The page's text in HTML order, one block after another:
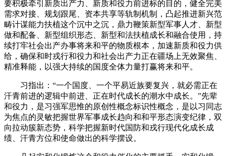
要积极牵引新质出产力、新质和役力前进标的目的，健全完美
需求对接、规划跟尾、资本共享等轨制机制，凸起推进新兴范
畴计谋能力扶植这个沉中之沉，鼎力鞭策新型军事人才、新型
做和配备、新型组织形态、新型和法扶植成长和融合使用，持
续打牢社会出产办事将来和平的物质根本，加速新质和役力供
给，确保和时戎行和役力和社会出产力正在疆场上无效聚焦、
精准释能，以强大持续的国度全体力量打赢将来和平。
习指出：“一个国度、一个平易近族要复兴，就必需正在
汗青前进的逻辑中前进、正在时代成长的潮水中成长。”先辈
和役力，是习强军思惟的原创性概念标识性概念，是以习同志
为焦点的灵敏把握世界军事成长趋向和和平形态演变纪律，双
向拉动簇新态势，科学把握新时代国防和戎行现代化成长成
绩、汗青方位和使命做出的科学摆设。